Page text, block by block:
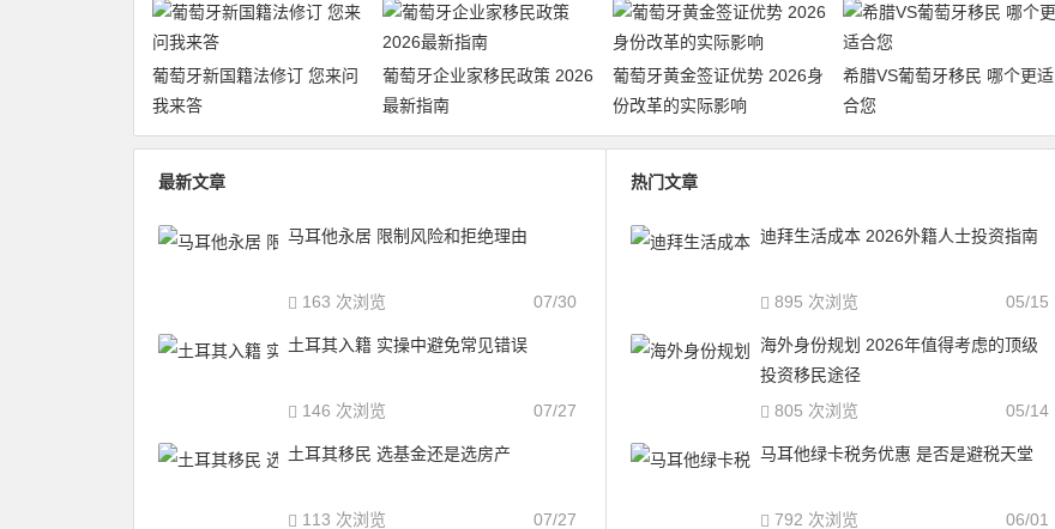
葡萄牙新国籍法修订 您来问
我来答
葡萄牙企业家移民政策 2026
最新指南
葡萄牙黄金签证优势 2026身
份改革的实际影响
希腊VS葡萄牙移民 哪个更适
合您
最新文章
马耳他永居 限制风险和拒绝理由
07/30
163 次浏览
土耳其入籍 实操中避免常见错误
07/27
146 次浏览
土耳其移民 选基金还是选房产
07/27
113 次浏览
热门文章
迪拜生活成本 2026外籍人士投资指南
05/15
895 次浏览
海外身份规划 2026年值得考虑的顶级
投资移民途径
05/14
805 次浏览
马耳他绿卡税务优惠 是否是避税天堂
06/01
792 次浏览